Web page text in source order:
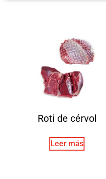
Roti de cérvol
Leer más